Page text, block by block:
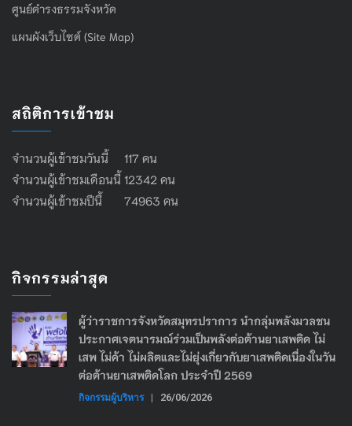
ศูนย์ดำรงธรรมจังหวัด
แผนผังเว็บไซต์ (Site Map)
สถิติการเข้าชม
จำนวนผู้เข้าชมวันนี้ 117 คน
จำนวนผู้เข้าชมเดือนนี้ 12342 คน
จำนวนผู้เข้าชมปีนี้ 74963 คน
กิจกรรมล่าสุด
ผู้ว่าราชการจังหวัดสมุทรปราการ นำกลุ่มพลังมวลชน
ประกาศเจตนารมณ์ร่วมเป็นพลังต่อต้านยาเสพติด ไม่
เสพ ไม่ค้า ไม่ผลิตและไม่ยุ่งเกี่ยวกับยาเสพติดเนื่องในวัน
ต่อต้านยาเสพติดโลก ประจำปี 2569
กิจกรรมผู้บริหาร | 26/06/2026